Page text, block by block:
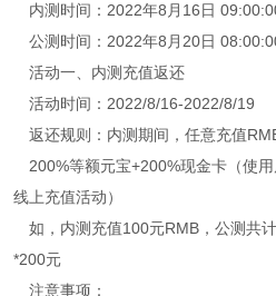
内测时间：2022年8月16日
公测时间：2022年8月20日
活动一、内测充值返还
活动时间：2022/8/16-2022/8/19
返还规则：内测期间，任意充值
200%等额元宝+200%现金卡（使
线上充值活动）
如，内测充值100元RMB，公测共
*200元
注意事项：